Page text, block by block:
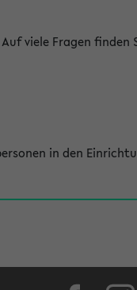
viele Fragen
in den